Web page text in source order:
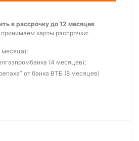
в рассрочку до 12 месяцев
карты рассрочки:
месяца);
(4 месяцев);
от банка ВТБ (8 месяцев)